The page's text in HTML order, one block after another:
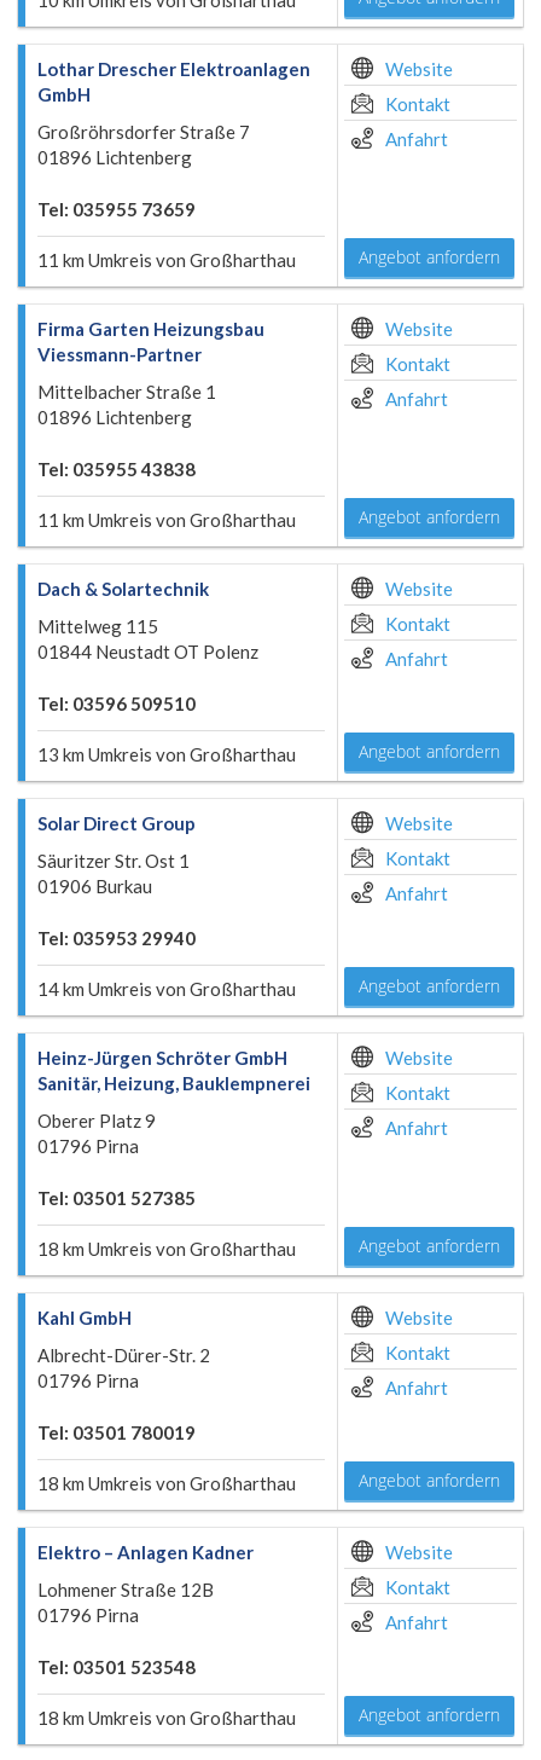
Lothar Drescher Elektroanlagen
GmbH
Großröhrsdorfer Straße 7
01896 Lichtenberg
Tel: 035955 73659
11 km Umkreis von Großharthau
Website
Kontakt
Anfahrt
Angebot anfordern
Firma Garten Heizungsbau
Viessmann-Partner
Mittelbacher Straße 1
01896 Lichtenberg
Tel: 035955 43838
11 km Umkreis von Großharthau
Website
Kontakt
Anfahrt
Angebot anfordern
Dach & Solartechnik
Mittelweg 115
01844 Neustadt OT Polenz
Tel: 03596 509510
13 km Umkreis von Großharthau
Website
Kontakt
Anfahrt
Angebot anfordern
Solar Direct Group
Säuritzer Str. Ost 1
01906 Burkau
Tel: 035953 29940
14 km Umkreis von Großharthau
Website
Kontakt
Anfahrt
Angebot anfordern
Heinz-Jürgen Schröter GmbH
Sanitär, Heizung, Bauklempnerei
Oberer Platz 9
01796 Pirna
Tel: 03501 527385
18 km Umkreis von Großharthau
Website
Kontakt
Anfahrt
Angebot anfordern
Kahl GmbH
Albrecht-Dürer-Str. 2
01796 Pirna
Tel: 03501 780019
18 km Umkreis von Großharthau
Website
Kontakt
Anfahrt
Angebot anfordern
Elektro – Anlagen Kadner
Lohmener Straße 12B
01796 Pirna
Tel: 03501 523548
18 km Umkreis von Großharthau
Website
Kontakt
Anfahrt
Angebot anfordern